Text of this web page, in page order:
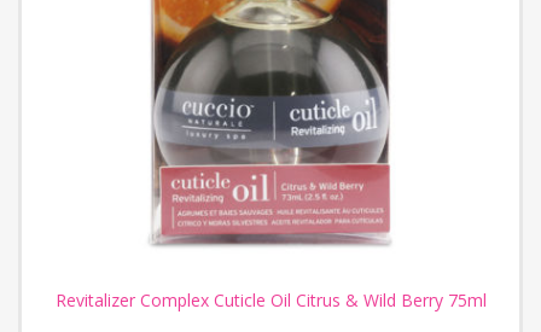
Revitalizer Complex Cuticle Oil Citrus & Wild Berry 75ml